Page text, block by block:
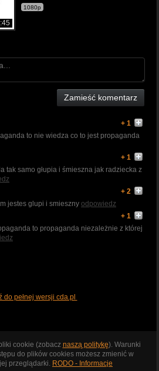
1080p
Zamieść komentarz
+ 1
to nie wiedza co to jest propaganda
+ 1
tak samo głupia i śmieszna jak radziecka z
+ 2
jestes glupi i smieszny odpowiedz
+ 1
to propaganda niezależnie z której
do pełnej wersji cda.pl
cookie (zobacz naszą politykę). Warunki
do plików cookies możesz zmienić w
przeglądarki. RODO - Informacje